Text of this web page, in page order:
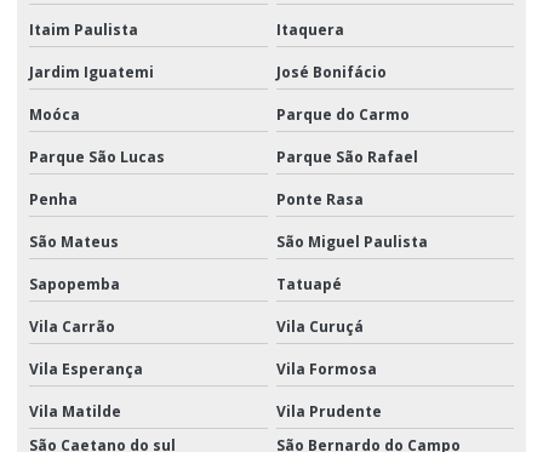
Itaim Paulista Itaquera
Jardim Iguatemi José Bonifácio
Moóca Parque do Carmo
Parque São Lucas Parque São Rafael
Penha Ponte Rasa
São Mateus São Miguel Paulista
Sapopemba Tatuapé
Vila Carrão Vila Curuçá
Vila Esperança Vila Formosa
Vila Matilde
Vila Prudente
São Caetano do sul
São Bernardo do Campo